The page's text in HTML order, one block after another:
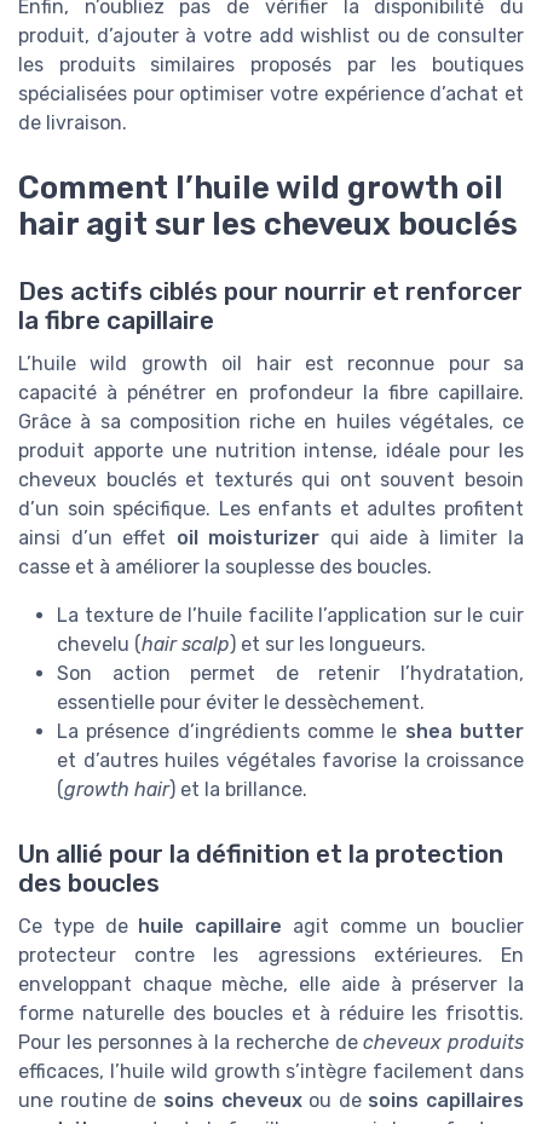
Enfin, n’oubliez pas de vérifier la disponibilité du
produit, d’ajouter à votre add wishlist ou de consulter
les produits similaires proposés par les boutiques
spécialisées pour optimiser votre expérience d’achat et
de livraison.
Comment l’huile wild growth oil
hair agit sur les cheveux bouclés
Des actifs ciblés pour nourrir et renforcer
la fibre capillaire
L’huile wild growth oil hair est reconnue pour sa
capacité à pénétrer en profondeur la fibre capillaire.
Grâce à sa composition riche en huiles végétales, ce
produit apporte une nutrition intense, idéale pour les
cheveux bouclés et texturés qui ont souvent besoin
d’un soin spécifique. Les enfants et adultes profitent
ainsi d’un effet oil moisturizer qui aide à limiter la
casse et à améliorer la souplesse des boucles.
La texture de l’huile facilite l’application sur le cuir
chevelu (hair scalp) et sur les longueurs.
Son action permet de retenir l’hydratation,
essentielle pour éviter le dessèchement.
La présence d’ingrédients comme le shea butter
et d’autres huiles végétales favorise la croissance
(growth hair) et la brillance.
Un allié pour la définition et la protection
des boucles
Ce type de huile capillaire agit comme un bouclier
protecteur contre les agressions extérieures. En
enveloppant chaque mèche, elle aide à préserver la
forme naturelle des boucles et à réduire les frisottis.
Pour les personnes à la recherche decheveux produits
efficaces, l’huile wild growth s’intègre facilement dans
une routine de soins cheveuxou de soins capillaires